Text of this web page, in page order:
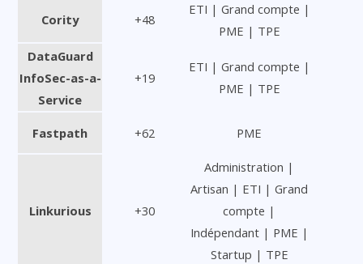
Cority +48
ETI | Grand compte |
PME | TPE
DataGuard
InfoSec-as-a-
Service
+19
ETI | Grand compte |
PME | TPE
Fastpath +62 PME
Linkurious +30
Administration |
Artisan | ETI | Grand
compte |
Indépendant | PME |
Startup | TPE